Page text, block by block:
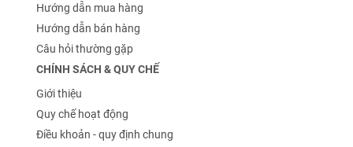
Hướng dẫn mua hàng
Hướng dẫn bán hàng
Câu hỏi thường gặp
CHÍNH SÁCH & QUY CHẾ
Giới thiệu
Quy chế hoạt động
Điều khoản - quy định chung